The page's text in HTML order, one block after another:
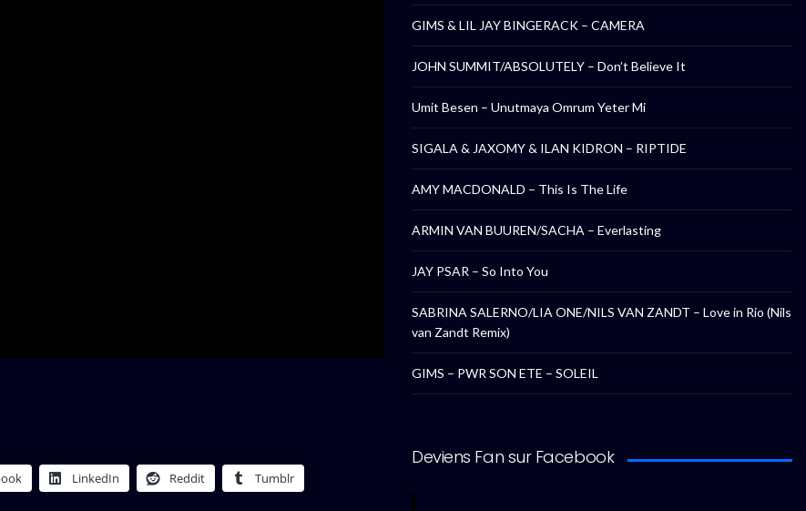
LinkedIn Reddit Tumblr
GIMS & LIL JAY BINGERACK – CAMERA
JOHN SUMMIT/ABSOLUTELY – Don’t Believe It
Umit Besen – Unutmaya Omrum Yeter Mi
SIGALA & JAXOMY & ILAN KIDRON – RIPTIDE
AMY MACDONALD – This Is The Life
ARMIN VAN BUUREN/SACHA – Everlasting
JAY PSAR – So Into You
SABRINA SALERNO/LIA ONE/NILS VAN ZANDT – Love in Rio (Nils
van Zandt Remix)
GIMS – PWR SON ETE – SOLEIL
Deviens Fan sur Facebook